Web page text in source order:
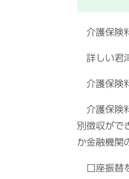
介護保険
詳しい君
介護保険
介護保険
別徴収がで
か金融機関
口座振替